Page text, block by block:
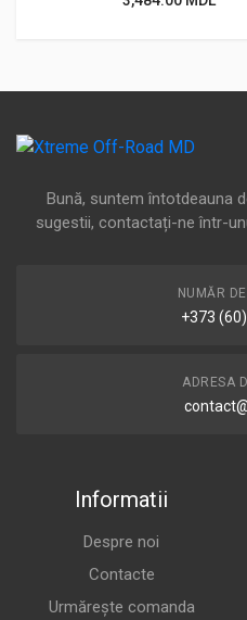
Bună, suntem întotdeauna
sugestii, contactați-ne într-
NUMĂR
+373
ADRESA
Informatii
Despre noi
Contacte
Urmărește comanda